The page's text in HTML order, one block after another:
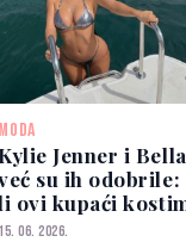
MODA
Kylie Jenner i
su ih odobrile:
ovi kupaći
zavladati plažama?
15. 06. 2026.